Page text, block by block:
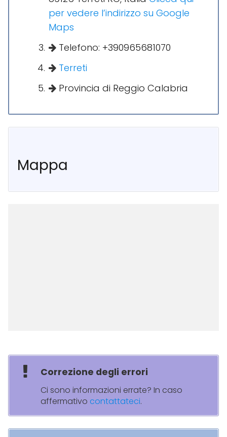
per vedere l’indirizzo su Google
Maps
Telefono: +390965681070
Terreti
Provincia di Reggio Calabria
Mappa
Correzione degli errori
Ci sono informazioni errate? In caso
affermativo contattateci.